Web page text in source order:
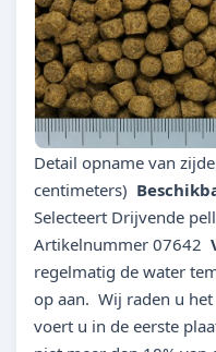
Detail opname van
centimeters)
Selecteert Drijvende
Artikelnummer 07642
regelmatig de water
op aan. Wij raden u
voert u in de eerste